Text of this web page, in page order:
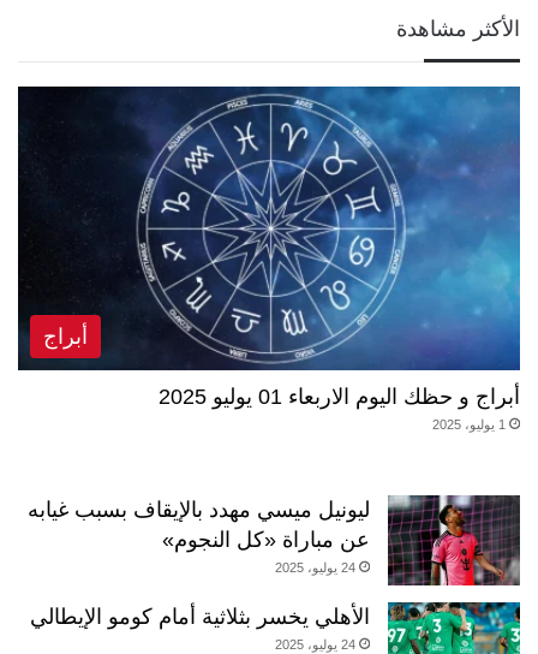
الأكثر مشاهدة
أبراج
أبراج و حظك اليوم الاربعاء 01 يوليو 2025
1 يوليو، 2025
ليونيل ميسي مهدد بالإيقاف بسبب غيابه
عن مباراة «كل النجوم»
24 يوليو، 2025
الأهلي يخسر بثلاثية أمام كومو الإيطالي
24 يوليو، 2025